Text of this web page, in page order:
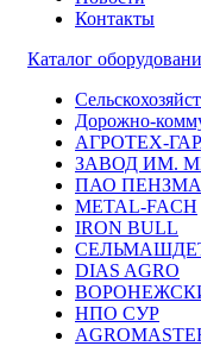
Контакты
Каталог
Дорожно-
АГРОТЕХ-
ЗАВОД ИМ.
ПАО
METAL-FACH
IRON BULL
DIAS AGRO
НПО СУР